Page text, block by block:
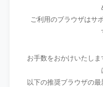
ご利用のブラウザはサ
お手数をおかけいたし
以下の推奨ブラウザの